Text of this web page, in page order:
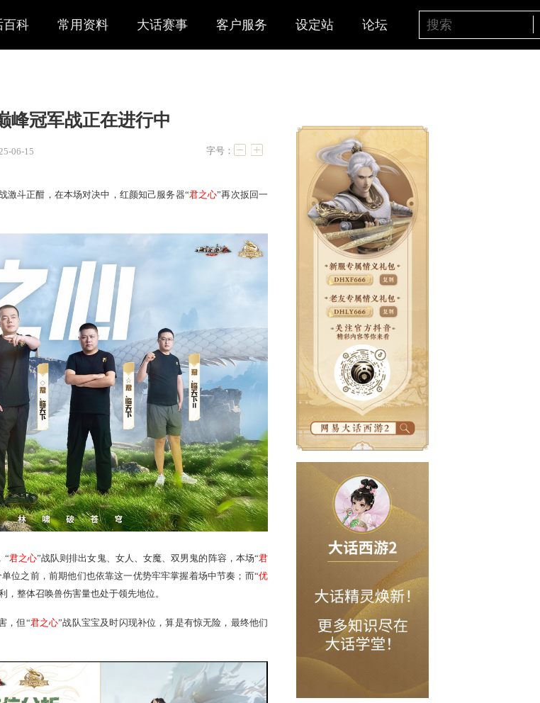
百科 常用资料 大话赛事 客户服务 设定站 论坛
一城！巅峰冠军战正在进行中
字号：
总决赛冠军战激斗正酣，在本场对决中，红颜知己服务器“ 君之心”再次扳回一
、男龙的阵容 则排出女鬼、女人、女魔、双男鬼的阵容，本场
后、其余四个单位之前，前期他们也依靠这一优势牢牢掌握着场中节奏；而